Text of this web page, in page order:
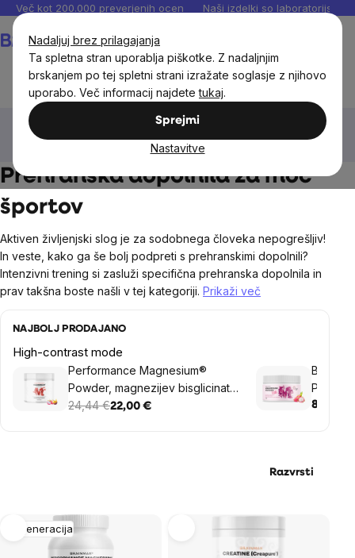
Nadaljuj brez prilagajanja
Ta spletna stran uporablja piškotke. Z nadaljnjim
brskanjem po tej spletni strani izražate soglasje z njihovo
uporabo. Več informacij najdetetukaj.
Sprejmi
Nastavitve
Preskoči
vsebino
Več kot 200.000 preverjenih ocen Naši izdelki so laboratorijsko
Prehranska dopolnila in prehrana
Športna prehrana po športih
Prehranska dopolnila za moč
športov
Aktiven življenjski slog je za sodobnega človeka nepogrešljiv!
In veste, kako ga še bolj podpreti s prehranskimi dopolnili?
Intenzivni trening si zasluži specifična prehranska dopolnila in
prav takšna boste našli v tej kategoriji. Prikaži več
NAJBOLJ PRODAJANO
High-contrast mode
Performance Magnesium®
Powder, magnezijev bisglicinat v
prahu, 90 obrokov, 550 g
24,44 €22,00 € 8,12 €
Razvrsti
ListRegeneracija